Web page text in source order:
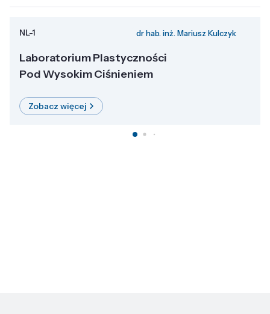
NL-1 dr hab. inż. Mariusz Kulczyk
Laboratorium Plastyczności
Pod Wysokim Ciśnieniem
Zobacz więcej